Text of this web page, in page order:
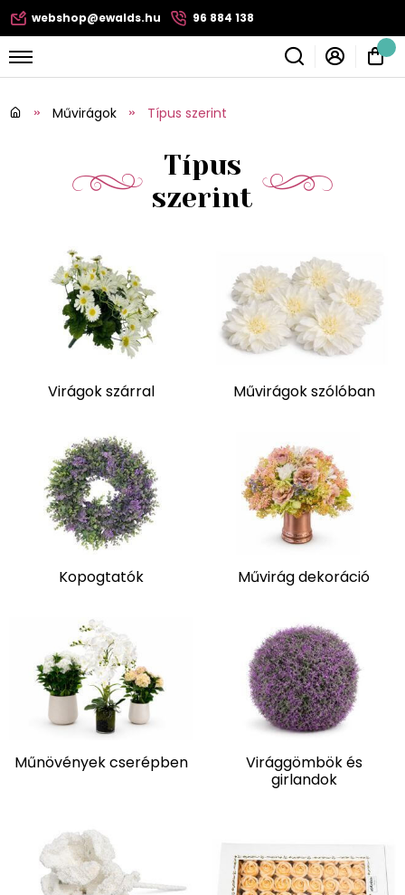
webshop@ewalds.hu 96 884 138
Művirágok Típus szerint
Típus
szerint
Virágok szárral Művirágok szólóban
Kopogtatók Művirág dekoráció
Műnövények cserépben
Virággömbök és
girlandok